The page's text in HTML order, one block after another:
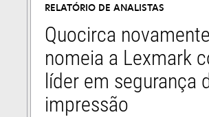
new
tab
RELATÓRIO DE ANALISTAS
Quocirca novamente
nomeia a Lexmark
líder em segurança
impressão